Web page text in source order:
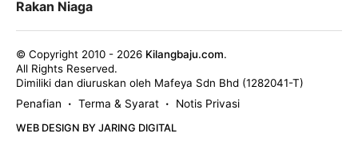
Rakan Niaga
© Copyright 2010 - 2026 Kilangbaju.com.
All Rights Reserved.
Dimiliki dan diuruskan oleh Mafeya Sdn Bhd (1282041-T)
Penafian
• Terma & Syarat • Notis Privasi
WEB DESIGN BY JARING DIGITAL